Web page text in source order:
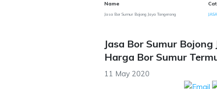
Name
Jasa Bor Sumur Bojong Jaya Tangerang
Jasa Bor Sumur
Harga Bor Sumur
11 May 2020